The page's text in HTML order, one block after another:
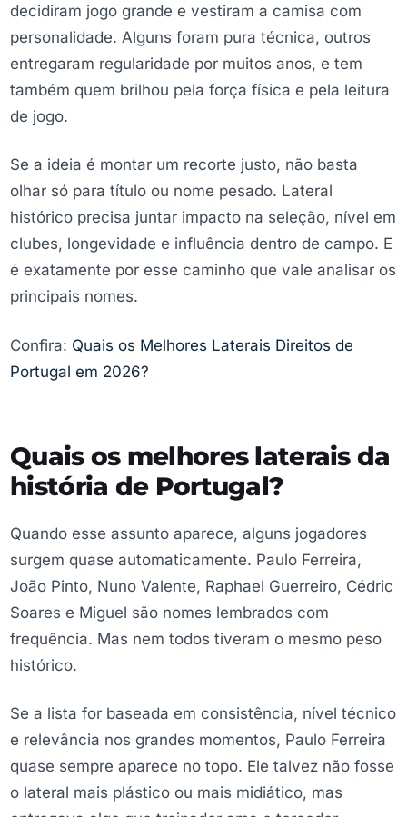
decidiram jogo grande e vestiram a camisa com
personalidade. Alguns foram pura técnica, outros
entregaram regularidade por muitos anos, e tem
também quem brilhou pela força física e pela leitura
de jogo.
Se a ideia é montar um recorte justo, não basta
olhar só para título ou nome pesado. Lateral
histórico precisa juntar impacto na seleção, nível em
clubes, longevidade e influência dentro de campo. E
é exatamente por esse caminho que vale analisar os
principais nomes.
Confira: Quais os Melhores Laterais Direitos de
Portugal em 2026?
Quais os melhores laterais da
história de Portugal?
Quando esse assunto aparece, alguns jogadores
surgem quase automaticamente. Paulo Ferreira,
João Pinto, Nuno Valente, Raphael Guerreiro, Cédric
Soares e Miguel são nomes lembrados com
frequência. Mas nem todos tiveram o mesmo peso
histórico.
Se a lista for baseada em consistência, nível técnico
e relevância nos grandes momentos, Paulo Ferreira
quase sempre aparece no topo. Ele talvez não fosse
o lateral mais plástico ou mais midiático, mas